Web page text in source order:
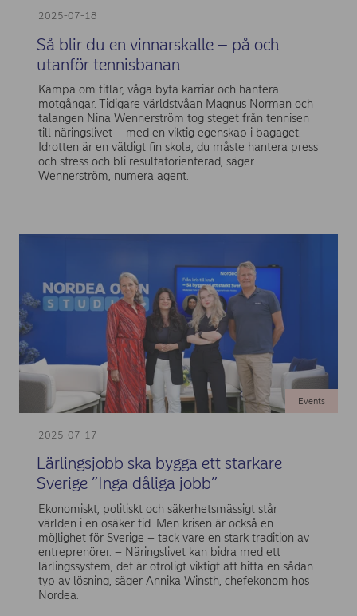
2025-07-18
Så blir du en vinnarskalle – på och
utanför tennisbanan
Kämpa om titlar, våga byta karriär och hantera
motgångar. Tidigare världstvåan Magnus Norman och
talangen Nina Wennerström tog steget från tennisen
till näringslivet – med en viktig egenskap i bagaget. –
Idrotten är en väldigt fin skola, du måste hantera press
och stress och bli resultatorienterad, säger
Wennerström, numera agent.
2025-07-17
Events
Lärlingsjobb ska bygga ett starkare
Sverige ”Inga dåliga jobb”
Ekonomiskt, politiskt och säkerhetsmässigt står
världen i en osäker tid. Men krisen är också en
möjlighet för Sverige – tack vare en stark tradition av
entreprenörer. – Näringslivet kan bidra med ett
lärlingssystem, det är otroligt viktigt att hitta en sådan
typ av lösning, säger Annika Winsth, chefekonom hos
Nordea.